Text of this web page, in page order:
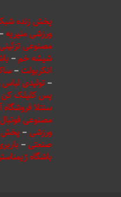
پخش زنده
ورزشی منیریه
مصنوعی تزئینی
شیشه خم–
انکربولت–
–تولیدی
پس کلیلک کن
سنتلا فروشگاه
مصنوعی فوتبال
ورزشی –پخش
صنعتی –
باشگاه